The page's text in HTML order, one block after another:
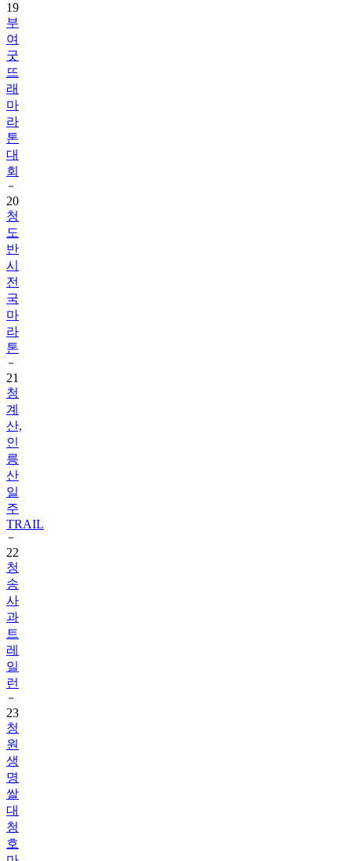
19
부
여
굿
뜨
래
마
라
톤
대
회
20
청
도
반
시
전
국
마
라
톤
21
청
계
산,
인
릉
산
일
주
TRAIL
22
청
송
사
과
트
레
일
런
23
청
원
생
명
쌀
대
청
호